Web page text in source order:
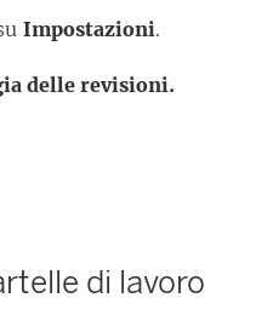
Impostazioni.
delle revisioni.
di lavoro